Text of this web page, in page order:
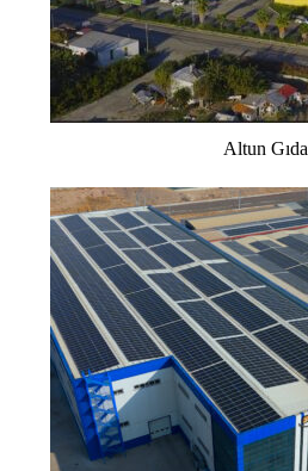
Altun Gıda